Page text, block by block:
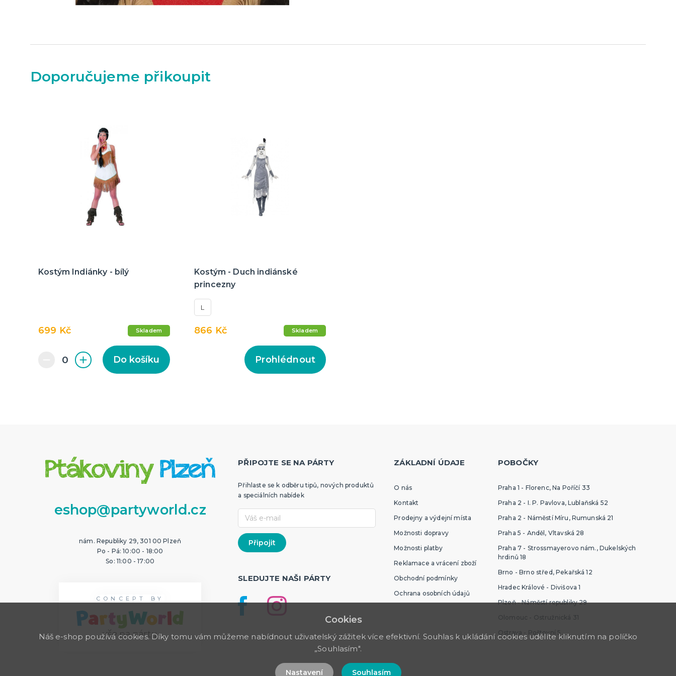
Doporučujeme přikoupit
Kostým Indiánky - bílý
699 Kč Skladem
Do košíku
Kostým - Duch indiánské
princezny
L
866 Kč Skladem
Prohlédnout
eshop@partyworld.cz
nám. Republiky 29, 301 00 Plzeň
Po - Pá: 10:00 - 18:00
So: 11:00 - 17:00
CONCEPT BY
PŘIPOJTE SE NA PÁRTY
Přihlaste se k odběru tipů, nových produktů
a speciálních nabídek
SLEDUJTE NAŠI PÁRTY
ZÁKLADNÍ ÚDAJE
O nás
Kontakt
Prodejny a výdejní místa
Možnosti dopravy
Možnosti platby
Reklamace a vrácení zboží
Obchodní podmínky
Ochrana osobních údajů
POBOČKY
Praha 1 - Florenc, Na Poříčí 33
Praha 2 - I. P. Pavlova, Lublaňská 52
Praha 2 - Náměstí Míru, Rumunská 21
Praha 5 - Anděl, Vltavská 28
Praha 7 - Strossmayerovo nám., Dukelských
hrdinů 18
Brno - Brno střed, Pekařská 12
Hradec Králové - Divišova 1
Plzeň - Náměstí republiky 29
Olomouc - Ostružnická 31
Ostrava - Poštovní 5
Cookies
Náš e-shop používá cookies. Díky tomu vám můžeme nabídnout uživatelský zážitek více efektivní. Souhlas k ukládání cookies udělíte kliknutím na políčko
„Souhlasím".
Nastavení Souhlasím